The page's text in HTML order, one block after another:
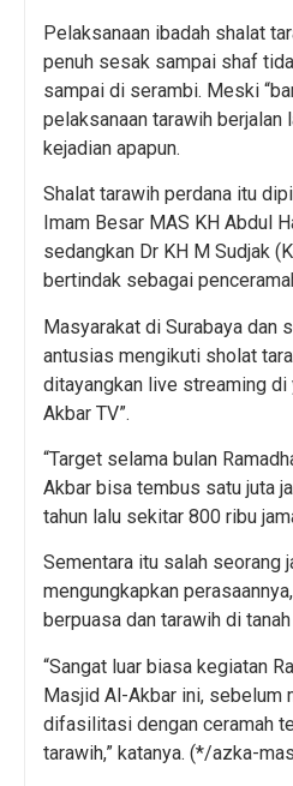
Pelaksanaan ibadah shalat
penuh sesak sampai shaf
sampai di serambi. Meski
pelaksanaan tarawih berjalan
kejadian apapun.
Shalat tarawih perdana itu
Imam Besar MAS KH Abdul
sedangkan Dr KH M Sudjak
bertindak sebagai
Masyarakat di Surabaya dan
antusias mengikuti sholat
ditayangkan live streaming di
Akbar TV”.
“Target selama bulan
Akbar bisa tembus satu juta
tahun lalu sekitar 800 ribu
Sementara itu salah seorang
mengungkapkan
berpuasa dan tarawih di
“Sangat luar biasa kegiatan
Masjid Al-Akbar ini, sebelum
difasilitasi dengan ceramah
tarawih,” katanya. (*/azka-